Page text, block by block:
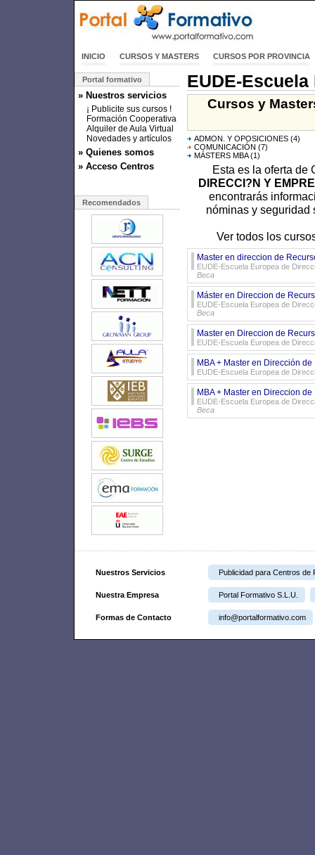
INICIO CURSOS Y MASTERS CURSOS POR PROVINCIA
Portal formativo
» Nuestros servicios
¡ Publicite sus cursos !
Formación Cooperativa
Alquiler de Aula Virtual
Novedades y artículos
» Quienes somos
» Acceso Centros
Recomendados
EUDE-
Cursos y
ADMON. Y OPOSICIONES (4)
COMUNICACIÓN (7)
MÁSTERS MBA(1)
Esta es la oferta de
DIRECCI?N Y
encontrarás
nóminas y seguridad
Ver todos los
Master en direccion de
EUDE-Escuela Europea de
Beca
Máster en Direccion de
EUDE-Escuela Europea de
Beca
Master en Direccion de
EUDE-Escuela Europea de
MBA + Master en Dirección
EUDE-Escuela Europea de
MBA + Master en Direccion
EUDE-Escuela Europea de
Beca
Nuestros Servicios Publicidad para Centros de
Nuestra Empresa Portal Formativo S.L.U.
Formas de Contacto info@portalformativo.com